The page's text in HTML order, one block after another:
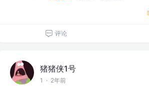
评论
猪猪侠1号
1 · 2年前